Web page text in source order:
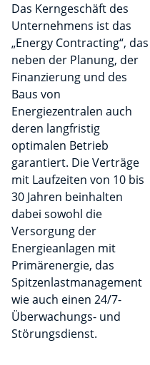
Das Kerngeschäft des
Unternehmens ist das
„Energy Contracting“, das
neben der Planung, der
Finanzierung und des
Baus von
Energiezentralen auch
deren langfristig
optimalen Betrieb
garantiert. Die Verträge
mit Laufzeiten von 10 bis
30 Jahren beinhalten
dabei sowohl die
Versorgung der
Energieanlagen mit
Primärenergie, das
Spitzenlastmanagement
wie auch einen 24/7-
Überwachungs- und
Störungsdienst.